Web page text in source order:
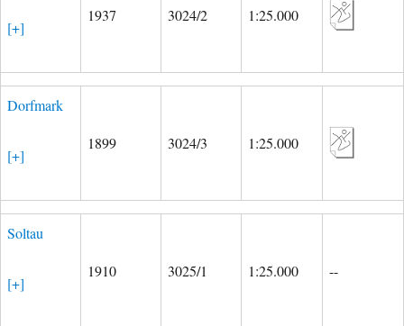
[+]
1937 3024/2 1:25.000
Dorfmark
[+]
1899 3024/3 1:25.000
Soltau
[+]
1910 3025/1 1:25.000 --